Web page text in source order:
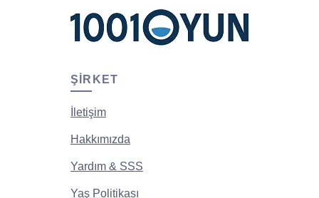
ŞIRKET
İletişim
Hakkımızda
Yardım & SSS
Yaş Politikası